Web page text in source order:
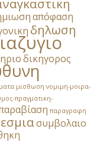
απόφαση
δηλωση
δικηγορος
μισθωση νομιμη-μοιρα-
πραγματικη-
παραγραφη
συμβολαιο